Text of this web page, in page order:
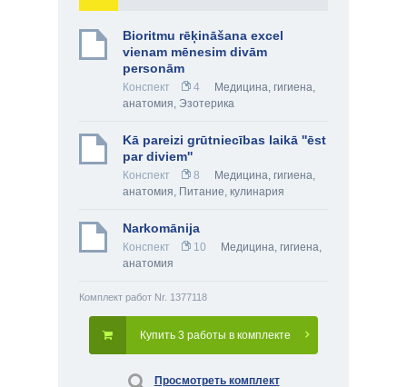
Bioritmu rēķināšana excel
vienam mēnesim divām
personām
Конспект 4
Медицина, гигиена,
анатомия, Эзотерика
Kā pareizi grūtniecības laikā ''ēst
par diviem''
Конспект 8
Медицина, гигиена,
анатомия, Питание, кулинария
Narkomānija
Конспект 10
Медицина, гигиена,
анатомия
Комплект работ Nr. 1377118
Купить 3 работы в комплекте
Просмотреть комплект